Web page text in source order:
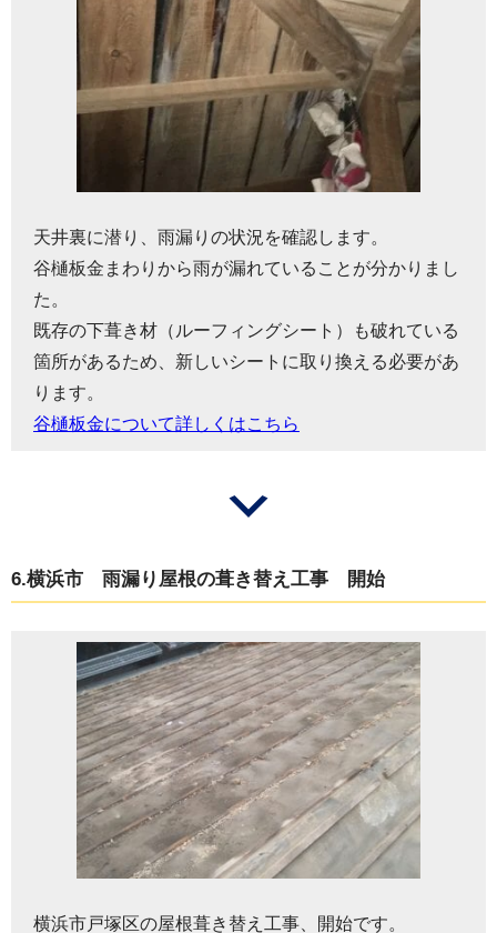
天井裏に潜り、雨漏りの状況を確認します。
谷樋板金まわりから雨が漏れていることが分かりまし
た。
既存の下葺き材（ルーフィングシート）も破れている
箇所があるため、新しいシートに取り換える必要があ
ります。
谷樋板金について詳しくはこちら
6.横浜市 雨漏り屋根の葺き替え工事 開始
横浜市戸塚区の屋根葺き替え工事、開始です。